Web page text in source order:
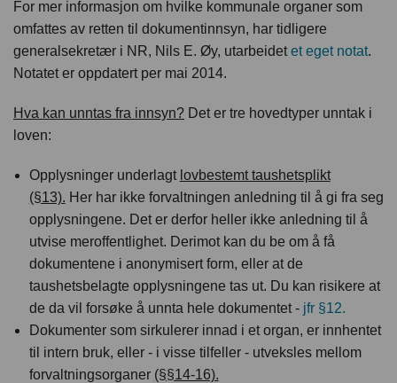
For mer informasjon om hvilke kommunale organer som
omfattes av retten til dokumentinnsyn, har tidligere
generalsekretær i NR, Nils E. Øy, utarbeidetet eget notat.
Notatet er oppdatert per mai 2014.
Hva kan unntas fra innsyn? Det er tre hovedtyper unntak i
loven:
Opplysninger underlagt lovbestemt taushetsplikt
(§13). Her har ikke forvaltningen anledning til å gi fra seg
opplysningene. Det er derfor heller ikke anledning til å
utvise meroffentlighet. Derimot kan du be om å få
dokumentene i anonymisert form, eller at de
taushetsbelagte opplysningene tas ut. Du kan risikere at
de da vil forsøke å unnta hele dokumentet - jfr §12.
Dokumenter som sirkulerer innad i et organ, er innhentet
til intern bruk, eller - i visse tilfeller - utveksles mellom
forvaltningsorganer (§§14-16).